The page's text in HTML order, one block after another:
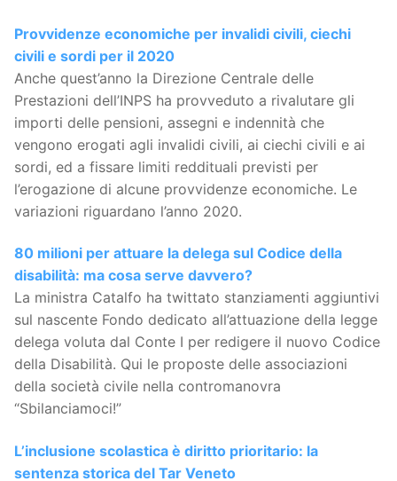
Provvidenze economiche per invalidi civili, ciechi
civili e sordi per il 2020
Anche quest’anno la Direzione Centrale delle
Prestazioni dell’INPS ha provveduto a rivalutare gli
importi delle pensioni, assegni e indennità che
vengono erogati agli invalidi civili, ai ciechi civili e ai
sordi, ed a fissare limiti reddituali previsti per
l’erogazione di alcune provvidenze economiche. Le
variazioni riguardano l’anno 2020.
80 milioni per attuare la delega sul Codice della
disabilità: ma cosa serve davvero?
La ministra Catalfo ha twittato stanziamenti aggiuntivi
sul nascente Fondo dedicato all’attuazione della legge
delega voluta dal Conte I per redigere il nuovo Codice
della Disabilità. Qui le proposte delle associazioni
della società civile nella contromanovra
“Sbilanciamoci!”
L’inclusione scolastica è diritto prioritario: la
sentenza storica del Tar Veneto